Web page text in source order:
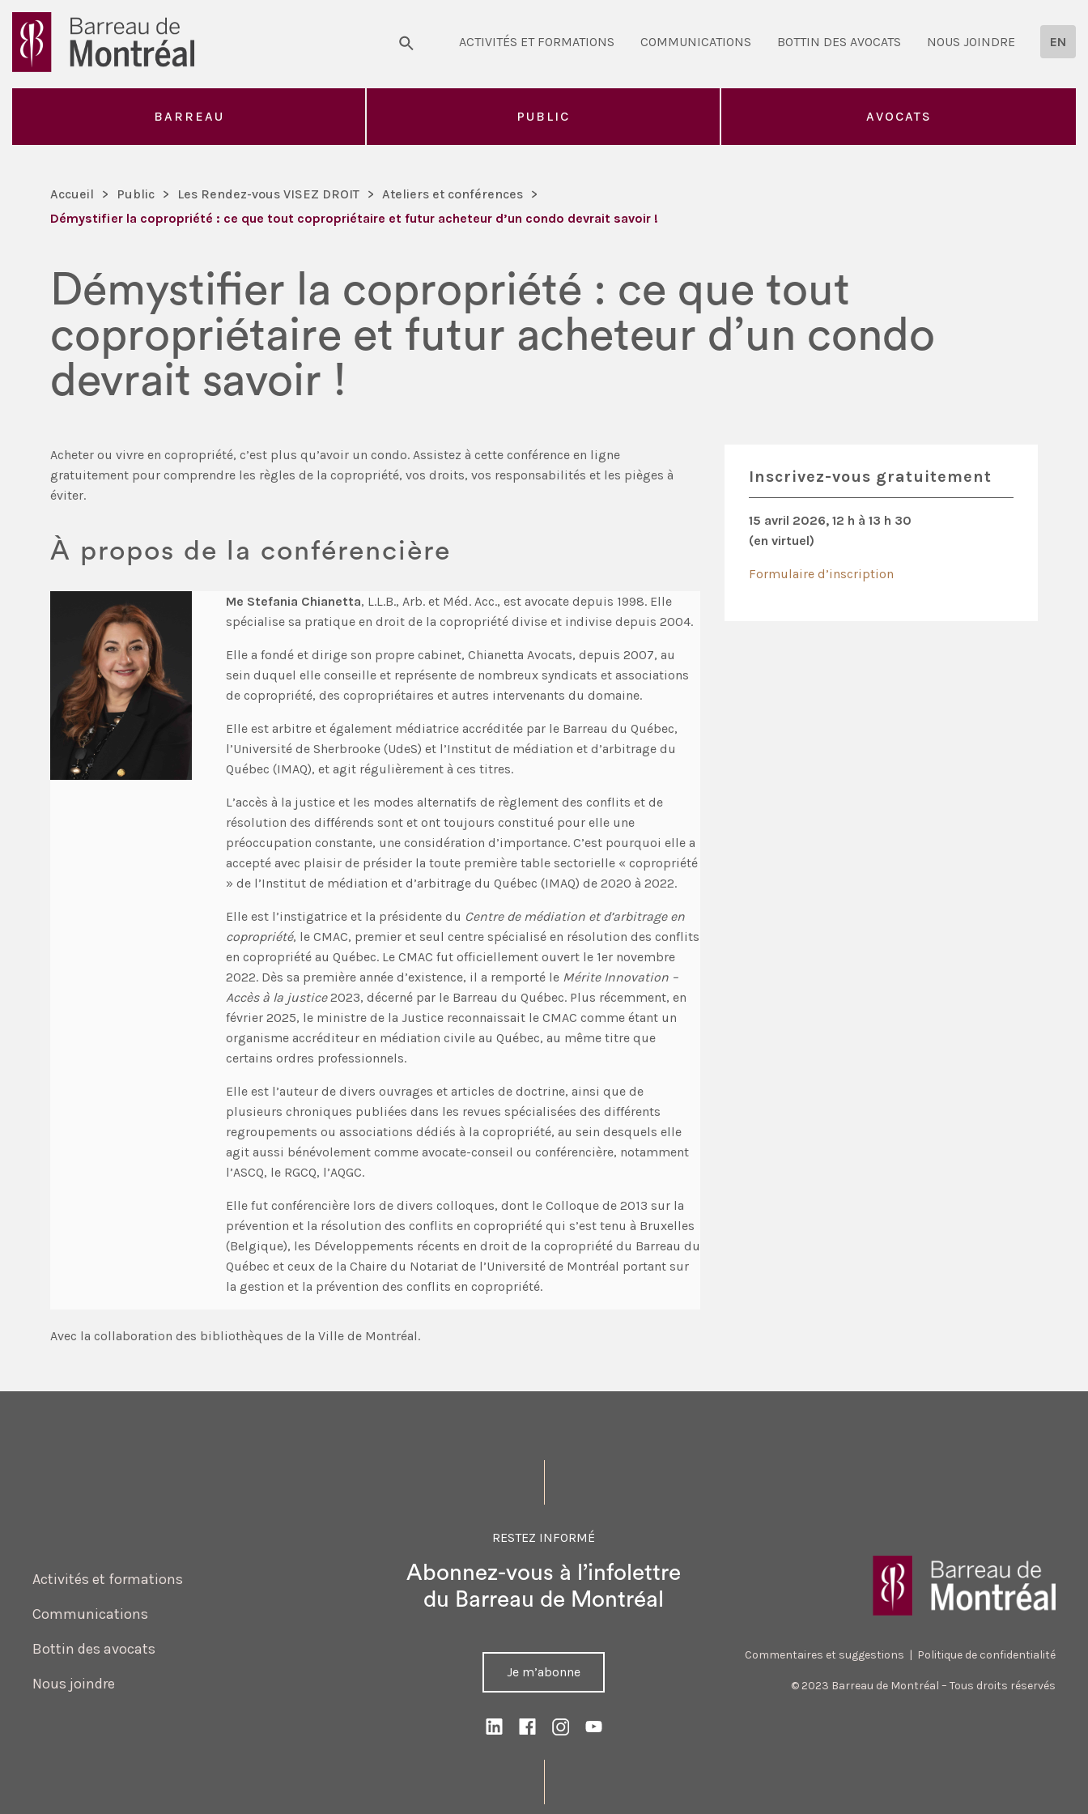
ACTIVITÉS ET FORMATIONS COMMUNICATIONS BOTTIN DES AVOCATS NOUS JOINDRE EN
BARREAU PUBLIC AVOCATS
Accueil > Public > Les Rendez-vous VISEZ DROIT > Ateliers et conférences >
Démystifier la copropriété : ce que tout copropriétaire et futur acheteur d’un condo devrait savoir !
Démystifier la copropriété : ce que tout
copropriétaire et futur acheteur d’un condo
devrait savoir !
Acheter ou vivre en copropriété, c’est plus qu’avoir un condo. Assistez à cette conférence en ligne
gratuitement pour comprendre les règles de la copropriété, vos droits, vos responsabilités et les pièges à
éviter.
À propos de la conférencière
Me Stefania Chianetta, L.L.B., Arb. et Méd. Acc., est avocate depuis 1998. Elle
spécialise sa pratique en droit de la copropriété divise et indivise depuis 2004.
Elle a fondé et dirige son propre cabinet, Chianetta Avocats, depuis 2007, au
sein duquel elle conseille et représente de nombreux syndicats et associations
de copropriété, des copropriétaires et autres intervenants du domaine.
Elle est arbitre et également médiatrice accréditée par le Barreau du Québec,
l’Université de Sherbrooke (UdeS) et l’Institut de médiation et d’arbitrage du
Québec (IMAQ), et agit régulièrement à ces titres.
L’accès à la justice et les modes alternatifs de règlement des conflits et de
résolution des différends sont et ont toujours constitué pour elle une
préoccupation constante, une considération d’importance. C’est pourquoi elle a
accepté avec plaisir de présider la toute première table sectorielle « copropriété
» de l’Institut de médiation et d’arbitrage du Québec (IMAQ) de 2020 à 2022.
Elle est l’instigatrice et la présidente du Centre de médiation et d’arbitrage en
copropriété, le CMAC, premier et seul centre spécialisé en résolution des conflits
en copropriété au Québec. Le CMAC fut officiellement ouvert le 1er novembre
2022. Dès sa première année d’existence, il a remporté le Mérite Innovation –
Accès à la justice2023, décerné par le Barreau du Québec. Plus récemment, en
février 2025, le ministre de la Justice reconnaissait le CMAC comme étant un
organisme accréditeur en médiation civile au Québec, au même titre que
certains ordres professionnels.
Elle est l’auteur de divers ouvrages et articles de doctrine, ainsi que de
plusieurs chroniques publiées dans les revues spécialisées des différents
regroupements ou associations dédiés à la copropriété, au sein desquels elle
agit aussi bénévolement comme avocate-conseil ou conférencière, notamment
l’ASCQ, le RGCQ, l’AQGC.
Elle fut conférencière lors de divers colloques, dont le Colloque de 2013 sur la
prévention et la résolution des conflits en copropriété qui s’est tenu à Bruxelles
(Belgique), les Développements récents en droit de la copropriété du Barreau du
Québec et ceux de la Chaire du Notariat de l’Université de Montréal portant sur
la gestion et la prévention des conflits en copropriété.
Avec la collaboration des bibliothèques de la Ville de Montréal.
Inscrivez-vous gratuitement
15 avril 2026, 12 h à 13 h 30
(en virtuel)
Formulaire d’inscription
Activités et formations
Communications
Bottin des avocats
Nous joindre
RESTEZ INFORMÉ
Abonnez-vous à l’infolettre
du Barreau de Montréal
Je m’abonne
Commentaires et suggestions | Politique de confidentialité
© 2023 Barreau de Montréal – Tous droits réservés